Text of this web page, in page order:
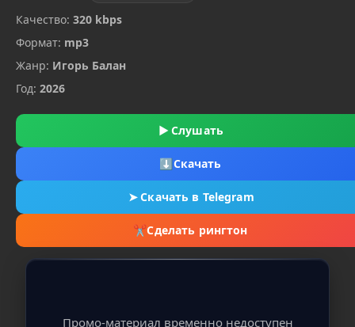
Качество: 320 kbps
Формат: mp3
Жанр: Игорь Балан
Год: 2026
▶ Слушать
⬇Скачать
➤Скачать в Telegram
✂Сделать рингтон
Промо-материал временно недоступен